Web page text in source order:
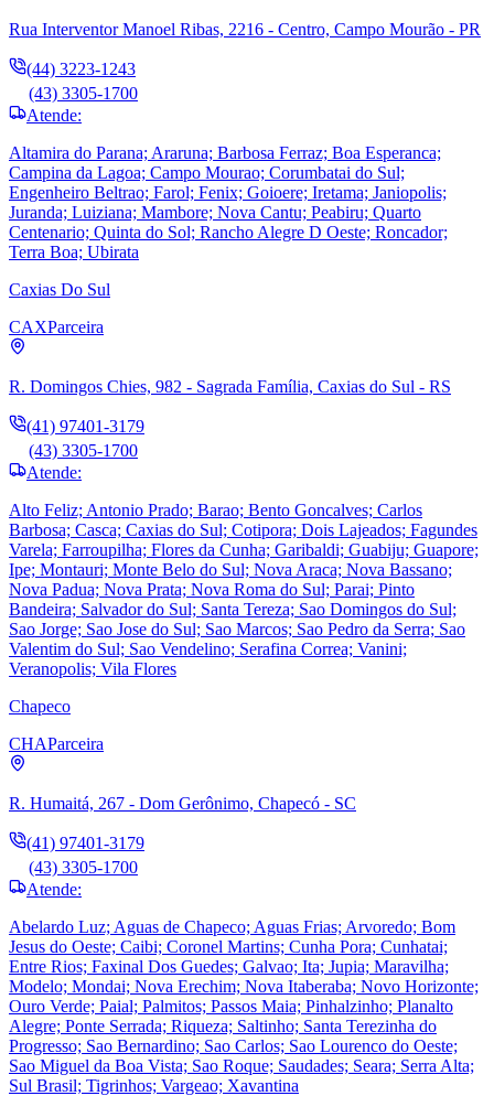
Rua Interventor Manoel Ribas, 2216 - Centro, Campo Mourão - PR
(44) 3223-1243
(43) 3305-1700
Atende:
Altamira do Parana; Araruna; Barbosa Ferraz; Boa Esperanca;
Campina da Lagoa; Campo Mourao; Corumbatai do Sul;
Engenheiro Beltrao; Farol; Fenix; Goioere; Iretama; Janiopolis;
Juranda; Luiziana; Mambore; Nova Cantu; Peabiru; Quarto
Centenario; Quinta do Sol; Rancho Alegre D Oeste; Roncador;
Terra Boa; Ubirata
Caxias Do Sul
CAXParceira
R. Domingos Chies, 982 - Sagrada Família, Caxias do Sul - RS
(41) 97401-3179
(43) 3305-1700
Atende:
Alto Feliz; Antonio Prado; Barao; Bento Goncalves; Carlos
Barbosa; Casca; Caxias do Sul; Cotipora; Dois Lajeados; Fagundes
Varela; Farroupilha; Flores da Cunha; Garibaldi; Guabiju; Guapore;
Ipe; Montauri; Monte Belo do Sul; Nova Araca; Nova Bassano;
Nova Padua; Nova Prata; Nova Roma do Sul; Parai; Pinto
Bandeira; Salvador do Sul; Santa Tereza; Sao Domingos do Sul;
Sao Jorge; Sao Jose do Sul; Sao Marcos; Sao Pedro da Serra; Sao
Valentim do Sul; Sao Vendelino; Serafina Correa; Vanini;
Veranopolis; Vila Flores
Chapeco
CHAParceira
R. Humaitá, 267 - Dom Gerônimo, Chapecó - SC
(41) 97401-3179
(43) 3305-1700
Atende:
Abelardo Luz; Aguas de Chapeco; Aguas Frias; Arvoredo; Bom
Jesus do Oeste; Caibi; Coronel Martins; Cunha Pora; Cunhatai;
Entre Rios; Faxinal Dos Guedes; Galvao; Ita; Jupia; Maravilha;
Modelo; Mondai; Nova Erechim; Nova Itaberaba; Novo Horizonte;
Ouro Verde; Paial; Palmitos; Passos Maia; Pinhalzinho; Planalto
Alegre; Ponte Serrada; Riqueza; Saltinho; Santa Terezinha do
Progresso; Sao Bernardino; Sao Carlos; Sao Lourenco do Oeste;
Sao Miguel da Boa Vista; Sao Roque; Saudades; Seara; Serra Alta;
Sul Brasil; Tigrinhos; Vargeao; Xavantina